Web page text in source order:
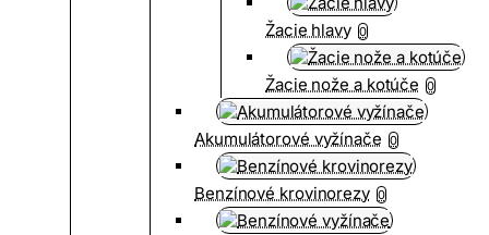
Žacie hlavy 0
Žacie nože a kotúče 0
Akumulátorové vyžínače 0
Benzínové krovinorezy 0